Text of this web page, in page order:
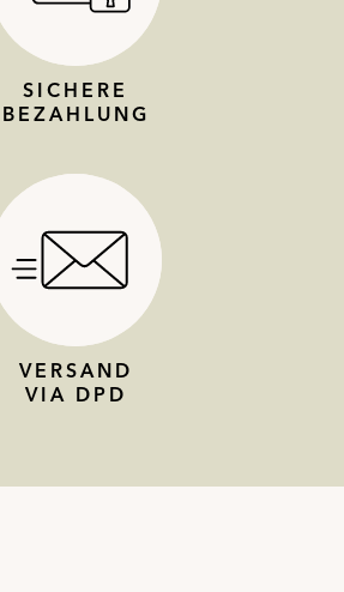
SICHERE
BEZAHLUNG
VERSAND
VIA DPD